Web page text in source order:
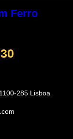
Ferro
285 Lisboa